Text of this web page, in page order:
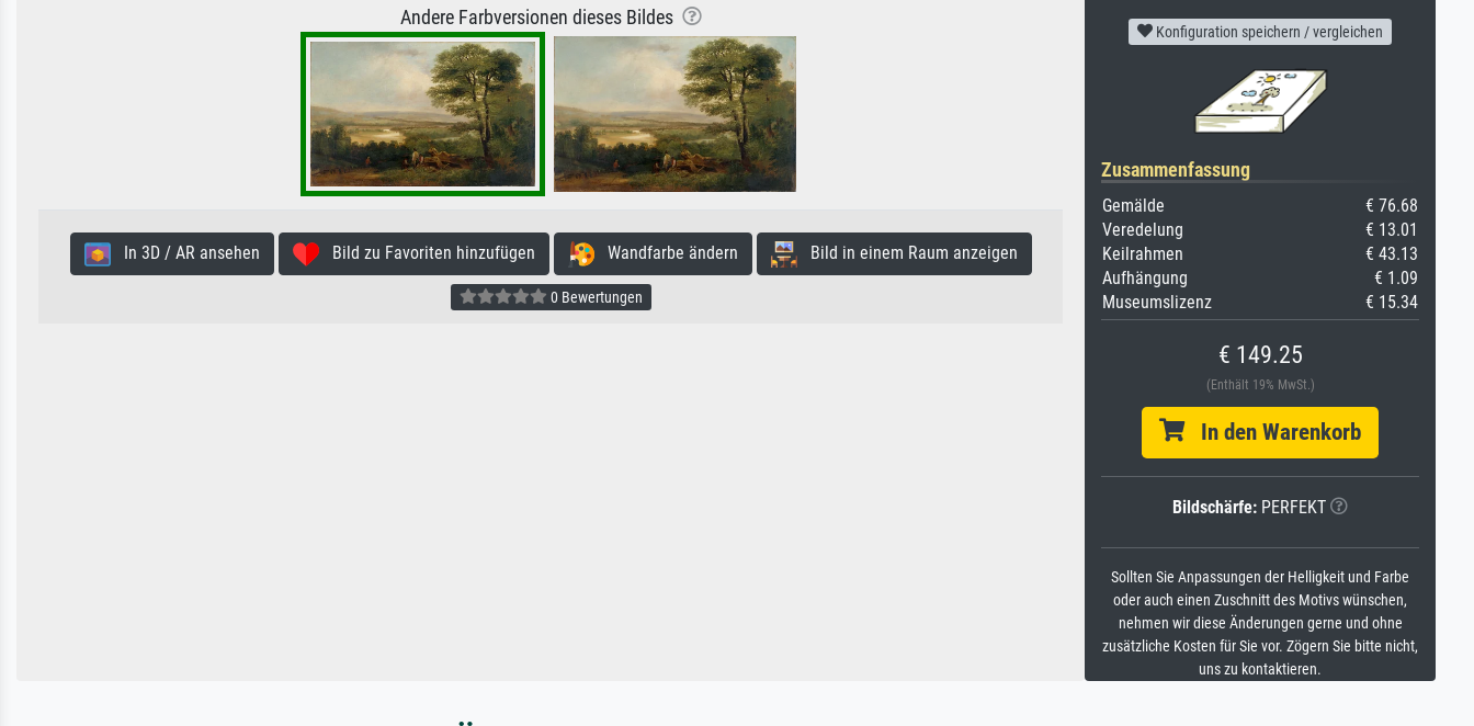
Andere Farbversionen dieses Bildes
In 3D / AR ansehen Bild zu Favoriten hinzufügen Wandfarbe ändern Bild in einem Raum anzeigen
0 Bewertungen
Konfiguration speichern / vergleichen
Zusammenfassung
Gemälde
€ 76.68
Veredelung
€ 13.01
Keilrahmen
€ 43.13
Aufhängung
€ 1.09
Museumslizenz
€ 15.34
€ 149.25
(Enthält 19% MwSt.)
In den Warenkorb
Bildschärfe: PERFEKT
Sollten Sie Anpassungen der Helligkeit und Farbe
oder auch einen Zuschnitt des Motivs wünschen,
nehmen wir diese Änderungen gerne und ohne
zusätzliche Kosten für Sie vor. Zögern Sie bitte nicht,
uns zu kontaktieren.